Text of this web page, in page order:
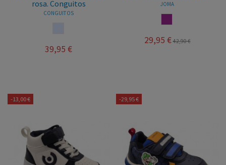
rosa. Conguitos
CONGUITOS
39,95 €
JOMA
29,95 € 42,90 €
-13,00 € -29,95 €